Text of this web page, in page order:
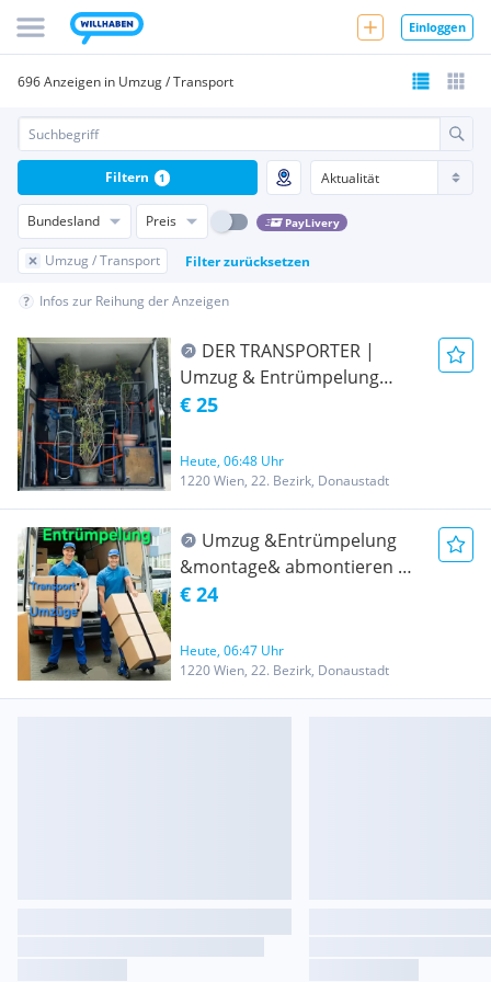
Einloggen
696 Anzeigen in Umzug / Transport
Bundesland Preis PayLivery
Umzug / Transport Filter zurücksetzen
Filtern 1
Infos zur Reihung der Anzeigen
DER TRANSPORTER |
Umzug & Entrümpelung
Wien | AB 25€ | 24/7 Service
€ 25
Heute, 06:48 Uhr
1220 Wien, 22. Bezirk, Donaustadt
Umzug &Entrümpelung
&montage& abmontieren &
Transport Wien und ganz
€ 24
Heute, 06:47 Uhr
1220 Wien, 22. Bezirk, Donaustadt